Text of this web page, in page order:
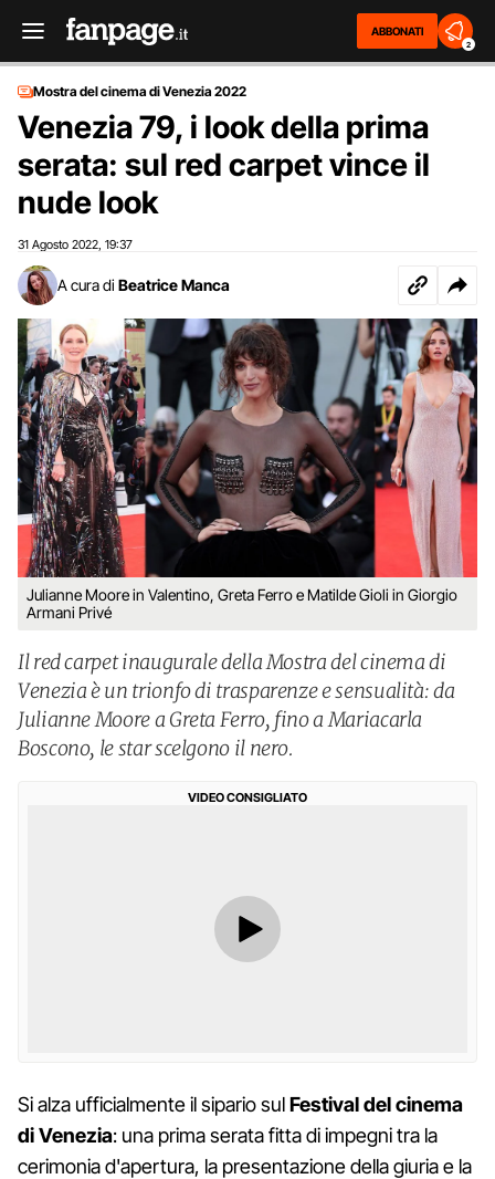
ABBONATI
2
Mostra del cinema di Venezia 2022
Venezia 79, i look della prima
serata: sul red carpet vince il
nude look
31 Agosto 2022 19:37
A cura di Beatrice Manca
Julianne Moore in Valentino, Greta Ferro e Matilde Gioli in Giorgio
Armani Privé
Il red carpet inaugurale della Mostra del cinema di
Venezia è un trionfo di trasparenze e sensualità: da
Julianne Moore a Greta Ferro, fino a Mariacarla
Boscono, le star scelgono il nero.
VIDEO CONSIGLIATO
Si alza ufficialmente il sipario sulFestival del cinema
di Venezia: una prima serata fitta di impegni tra la
cerimonia d'apertura, la presentazione della giuria e la